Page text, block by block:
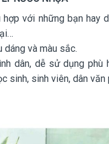
hợp với những bạn hay
dáng và màu sắc.
dân, dễ sử dụng
sinh, sinh viên, dân văn